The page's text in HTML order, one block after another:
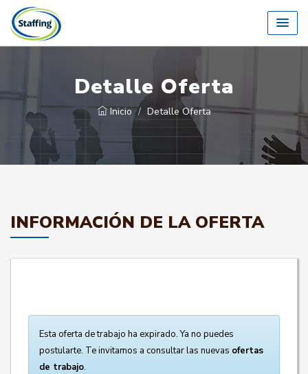
Detalle Oferta
Inicio Detalle Oferta
INFORMACIÓN DE LA OFERTA
Esta oferta de trabajo ha expirado. Ya no puedes
postularte. Te invitamos a consultar las nuevas ofertas
de trabajo.